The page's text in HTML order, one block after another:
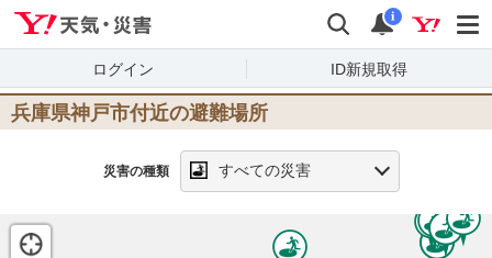
検索 通知
i
ログイン ID新規取得
兵庫県神戸市付近の避難場所
災害の種類 すべての災害